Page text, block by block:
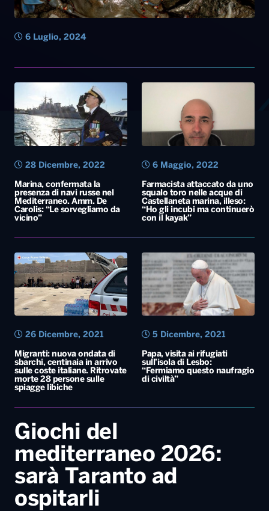
6 Luglio, 2024
Marina, confermata la
presenza di navi russe nel
Mediterraneo. Amm. De
Carolis: “Le sorvegliamo da
vicino”
28 Dicembre, 2022
Farmacista attaccato da uno
squalo toro nelle acque di
Castellaneta marina, illeso:
“Ho gli incubi ma continuerò
con il kayak”
6 Maggio, 2022
Migranti: nuova ondata di
sbarchi, centinaia in arrivo
sulle coste italiane. Ritrovate
morte 28 persone sulle
spiagge libiche
26 Dicembre, 2021
Papa, visita ai rifugiati
sull’isola di Lesbo:
“Fermiamo questo naufragio
di civiltà”
5 Dicembre, 2021
Giochi del
mediterraneo 2026:
sarà Taranto ad
ospitarli